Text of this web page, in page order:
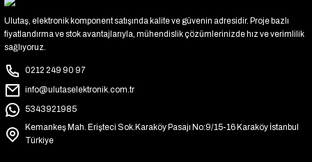
Ulutaş, elektronik komponent satışında kalite ve güvenin adresidir. Proje bazlı
fiyatlandırma ve stok avantajlarıyla, mühendislik çözümlerinizde hız ve verimlilik
sağlıyoruz.
0212 249 90 97
info@ulutaselektronik.com.tr
5343921985
Kemankeş Mah. Erişteci Sok.Karaköy Pasajı No:9/15-16 Karaköy İstanbul
Türkiye